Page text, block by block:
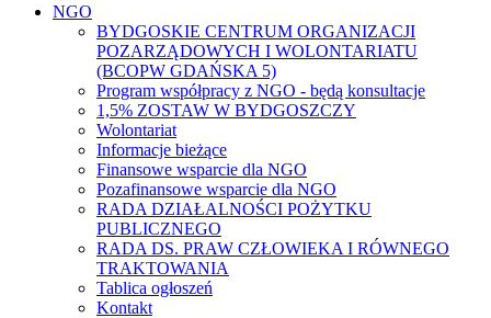
NGO
BYDGOSKIE CENTRUM ORGANIZACJI
POZARZĄDOWYCH I WOLONTARIATU
(BCOPW GDAŃSKA 5)
Program współpracy z NGO - będą konsultacje
1,5% ZOSTAW W BYDGOSZCZY
Wolontariat
Informacje bieżące
Finansowe wsparcie dla NGO
Pozafinansowe wsparcie dla NGO
RADA DZIAŁALNOŚCI POŻYTKU
PUBLICZNEGO
RADA DS. PRAW CZŁOWIEKA I RÓWNEGO
TRAKTOWANIA
Tablica ogłoszeń
Kontakt